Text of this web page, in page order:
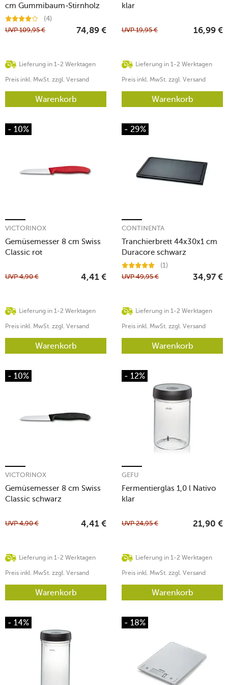
cm Gummibaum-Stirnholz
(4)
Lieferung in 1-2 Werktagen
UVP109,95 € 74,89 €
Preis inkl. MwSt. zzgl. Versand
Warenkorb
klar
Lieferung in 1-2 Werktagen
UVP19,95 € 16,99 €
Preis inkl. MwSt. zzgl. Versand
Warenkorb
- 10%
Gemüsemesser 8 cm Swiss
Classic rot
VICTORINOX
Lieferung in 1-2 Werktagen
UVP4,90 € 4,41 €
Preis inkl. MwSt. zzgl. Versand
Warenkorb
- 29%
Tranchierbrett 44x30x1 cm
Duracore schwarz
CONTINENTA
(1)
Lieferung in 1-2 Werktagen
UVP49,95 € 34,97 €
Preis inkl. MwSt. zzgl. Versand
Warenkorb
- 10%
Gemüsemesser 8 cm Swiss
Classic schwarz
VICTORINOX
Lieferung in 1-2 Werktagen
UVP4,90 € 4,41 €
Preis inkl. MwSt. zzgl. Versand
Warenkorb
- 12%
Fermentierglas 1,0 l Nativo
klar
GEFU
Lieferung in 1-2 Werktagen
UVP24,95 € 21,90 €
Preis inkl. MwSt. zzgl. Versand
Warenkorb
- 14% - 18%